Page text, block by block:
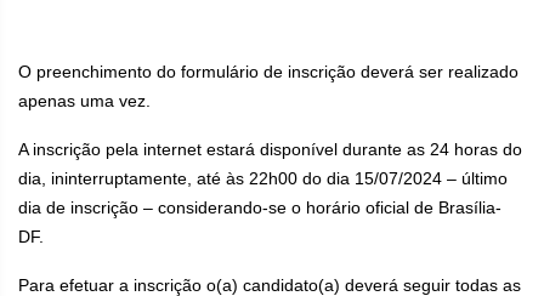
O preenchimento do formulário de inscrição deverá ser realizado
apenas uma vez.
A inscrição pela internet estará disponível durante as 24 horas do
dia, ininterruptamente, até às 22h00 do dia 15/07/2024 – último
dia de inscrição – considerando-se o horário oficial de Brasília-
DF.
Para efetuar a inscrição o(a) candidato(a) deverá seguir todas as